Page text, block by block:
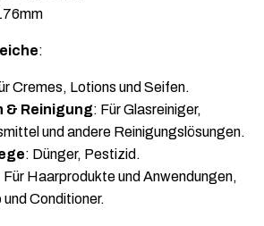
:
Cremes, Lotions und Seifen.
& Reinigung: Für Glasreiniger,
und andere Reinigungslösungen.
: Dünger, Pestizid.
Für Haarprodukte und Anwendungen,
Conditioner.